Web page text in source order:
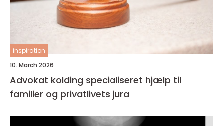
inspiration
10. March 2026
Advokat kolding specialiseret hjælp til
familier og privatlivets jura